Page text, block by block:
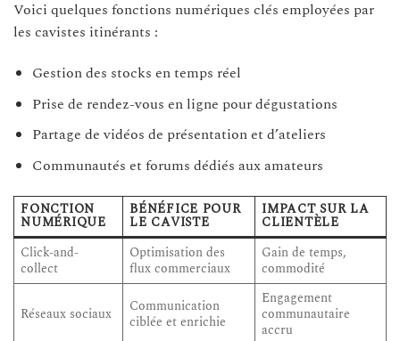
Voici quelques fonctions numériques clés employées par
les cavistes itinérants :
Gestion des stocks en temps réel
Prise de rendez-vous en ligne pour dégustations
Partage de vidéos de présentation et d’ateliers
Communautés et forums dédiés aux amateurs
FONCTION
NUMÉRIQUE
BÉNÉFICE POUR
LE CAVISTE
IMPACT SUR LA
CLIENTÈLE
Click-and-
collect
Optimisation des
flux commerciaux
Gain de temps,
commodité
Réseaux sociaux
Communication
ciblée et enrichie
Engagement
communautaire
accru